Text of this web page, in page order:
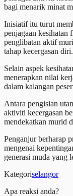
bagi menarik minat
Inisiatif itu turut
penjagaan kesihatan
penglibatan aktif
tahap kecergasan diri.
Selain aspek
menerapkan nilai
dalam kalangan
Antara pengisian
aktiviti kecergasan
mendekatkan murid
Penganjur berharap
mengenai
generasi muda yang
Kategoriselangor
Apa reaksi anda?